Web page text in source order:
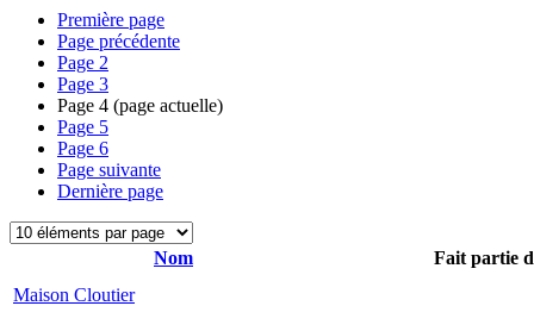
Première page
Page précédente
Page 2
Page 3
Page 4 (page actuelle)
Page 5
Page 6
Page suivante
Dernière page
Nom
Fait partie
Maison Cloutier